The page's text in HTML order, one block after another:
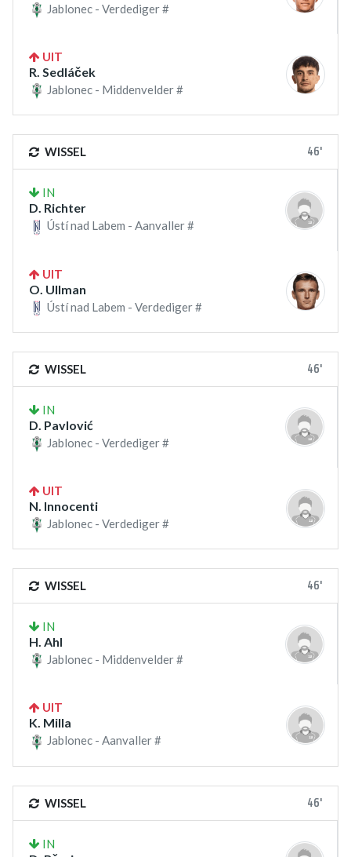
Jablonec - Verdediger #
UIT
R. Sedláček
Jablonec - Middenvelder #
WISSEL 46'
IN
D. Richter
Ústí nad Labem - Aanvaller #
UIT
O. Ullman
Ústí nad Labem - Verdediger #
WISSEL 46'
IN
D. Pavlović
Jablonec - Verdediger #
UIT
N. Innocenti
Jablonec - Verdediger #
WISSEL 46'
IN
H. Ahl
Jablonec - Middenvelder #
UIT
K. Milla
Jablonec - Aanvaller #
WISSEL 46'
IN